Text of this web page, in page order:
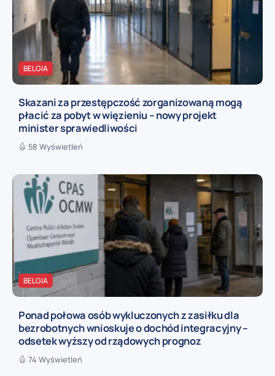
BELGIA
Skazani za przestępczość zorganizowaną mogą
płacić za pobyt w więzieniu – nowy projekt
minister sprawiedliwości
58 Wyświetleń
BELGIA
Ponad połowa osób wykluczonych z zasiłku dla
bezrobotnych wnioskuje o dochód integracyjny –
odsetek wyższy od rządowych prognoz
74 Wyświetleń